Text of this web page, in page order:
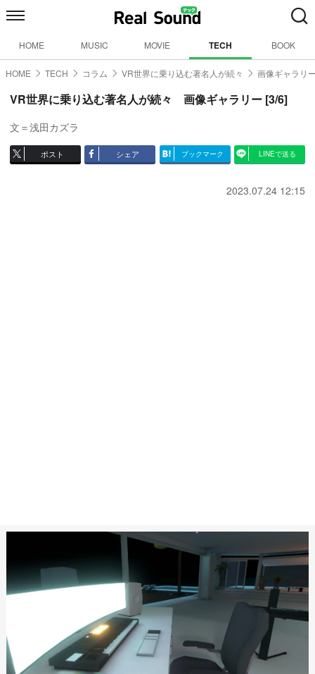
HOME MUSIC MOVIE TECH BOOK
HOME TECH コラム VR世界に乗り込む著名人が続々 画像ギャラリ
VR世界に乗り込む著名人が続々 画像ギャラリー [3/6]
文＝浅田カズラ
ポスト シェア ブックマーク LINEで送る
2023.07.24 12:15